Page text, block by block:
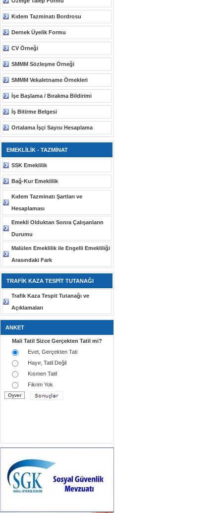
Kıdem Tazminatı Bordrosu
Dernek Üyelik Formu
CV Örneği
SMMM Sözleşme Örneği
SMMM Vekaletname Örnekleri
İşe Başlama / Bırakma Bildirimi
İş Bitirme Belgesi
Ortalama İşçi Sayısı Hesaplama
EMEKLİLİK - TAZMİNAT
SSK Emeklilik
Bağ-Kur Emeklilik
Kıdem Tazminatı Şartları ve
Hesaplaması
Emekli Olduktan Sonra Çalışanların
Durumu
Malülen Emeklilik ile Engelli Emekliliği
Arasındaki Fark
TRAFİK KAZA TESPİT TUTANAĞI
Trafik Kaza Tespit Tutanağı ve
Açıklamaları
ANKET